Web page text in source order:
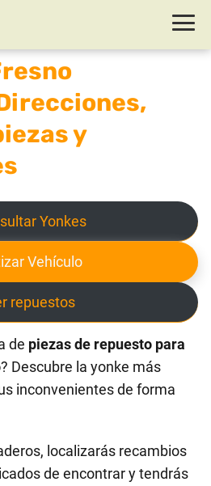
y
Yonkes
Vehículo
repuestos
de piezas de repuesto para
? Descubre la yonke más
inconvenientes de forma
localizarás recambios
de encontrar y tendrás